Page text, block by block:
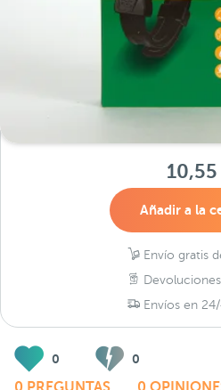
10,55
Añadir a la
Envío gratis
Envíos en
0 0